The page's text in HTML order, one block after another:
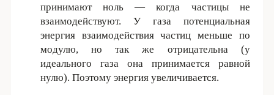
принимают ноль — когда частицы не
взаимодействуют. У газа потенциальная
энергия взаимодействия частиц меньше по
модулю, но так же отрицательна (у
идеального газа она принимается равной
нулю). Поэтому энергия увеличивается.